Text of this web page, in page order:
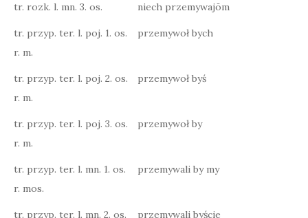
tr. rozk. l. mn. 3. os. niech przemywajōm
tr. przyp. ter. l. poj. 1. os.
r. m.
przemywoł bych
tr. przyp. ter. l. poj. 2. os.
r. m.
przemywoł byś
tr. przyp. ter. l. poj. 3. os.
r. m.
przemywoł by
tr. przyp. ter. l. mn. 1. os.
r. mos.
przemywali by my
tr. przyp. ter. l. mn. 2. os. przemywali byście